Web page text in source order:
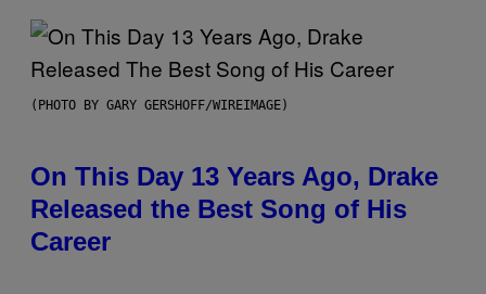
(PHOTO BY GARY GERSHOFF/WIREIMAGE)
On This Day 13 Years Ago, Drake
Released the Best Song of His
Career